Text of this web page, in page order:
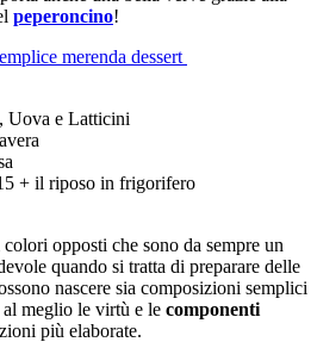
peperoncino!
merenda dessert
Uova e Latticini
+ il riposo in frigorifero
colori opposti che sono da sempre un
quando si tratta di preparare delle
nascere sia composizioni semplici
al meglio le virtù e le componenti
più elaborate.